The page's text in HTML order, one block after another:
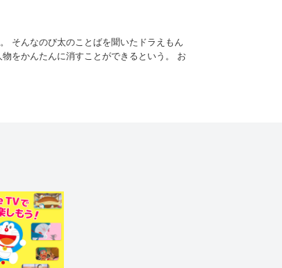
そんなのび太のことばを聞いたドラえもん
をかんたんに消すことができるという。 お
チを押してしまう。 すると次の瞬間、ジャ